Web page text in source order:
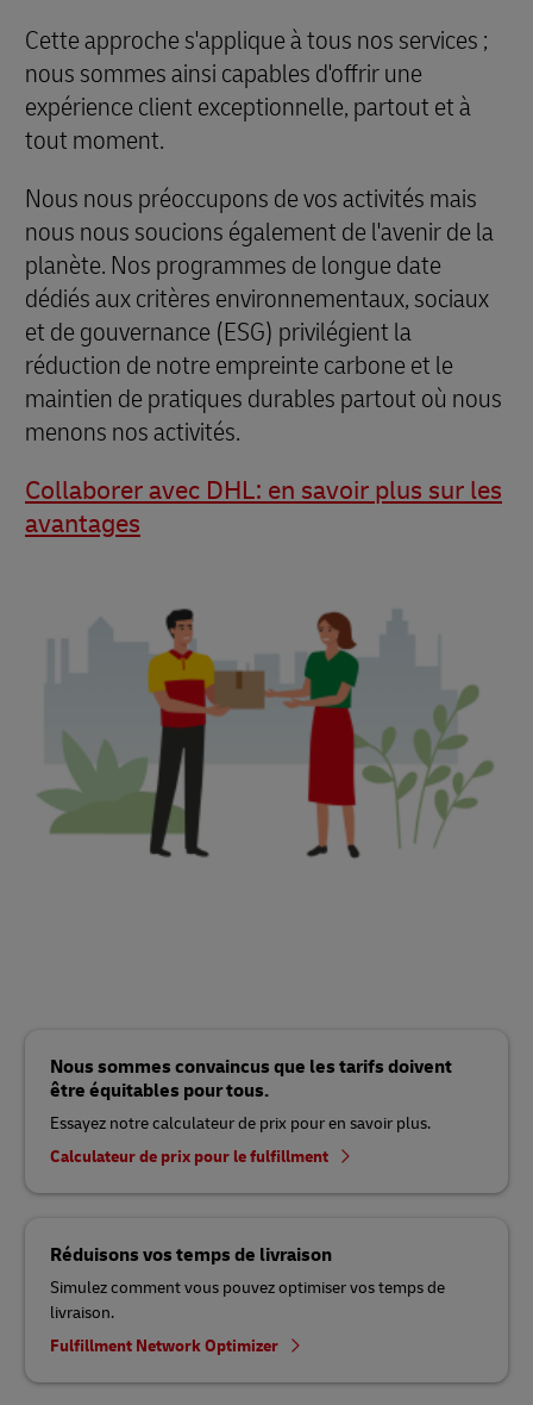
Cette approche s'applique à tous nos services ;
nous sommes ainsi capables d'offrir une
expérience client exceptionnelle, partout et à
tout moment.
Nous nous préoccupons de vos activités mais
nous nous soucions également de l'avenir de la
planète. Nos programmes de longue date
dédiés aux critères environnementaux, sociaux
et de gouvernance (ESG) privilégient la
réduction de notre empreinte carbone et le
maintien de pratiques durables partout où nous
menons nos activités.
Collaborer avec DHL: en savoir plus sur les
avantages
Nous sommes convaincus que les tarifs doivent
être équitables pour tous.
Essayez notre calculateur de prix pour en savoir plus.
Calculateur de prix pour le fulfillment
Réduisons vos temps de livraison
Simulez comment vous pouvez optimiser vos temps de
livraison.
Fulfillment Network Optimizer